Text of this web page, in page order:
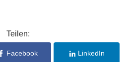
Teilen:
Facebook LinkedIn